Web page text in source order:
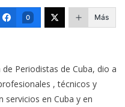
0 Más
Periodistas de Cuba, dio a
, técnicos y
servicios en Cuba y en